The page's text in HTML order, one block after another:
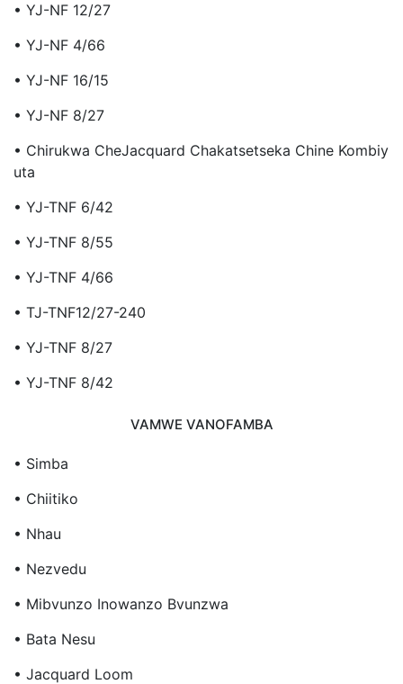
• YJ-NF 12/27
• YJ-NF 4/66
• YJ-NF 16/15
• YJ-NF 8/27
• Chirukwa CheJacquard Chakatsetseka Chine Kombiy
Uta
• YJ-TNF 6/42
• YJ-TNF 8/55
• YJ-TNF 4/66
• TJ-TNF12/27-240
• YJ-TNF 8/27
• YJ-TNF 8/42
VAMWE VANOFAMBA
• Simba
• Chiitiko
• Nhau
• Nezvedu
• Mibvunzo Inowanzo Bvunzwa
• Bata Nesu
• Jacquard Loom